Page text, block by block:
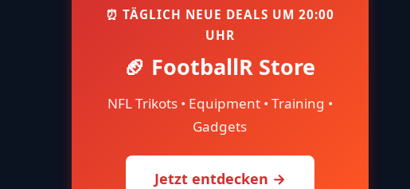
⏰ TÄGLICH NEUE DEALS UM 20:00
UHR
🏈 FootballR Store
NFL Trikots • Equipment • Training •
Gadgets
Jetzt entdecken →